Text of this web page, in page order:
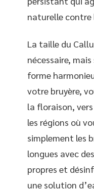
naturelle contre
La taille du
nécessaire,
forme
votre bruyère,
la floraison,
les régions où
simplement les
longues avec
propres et
une solution